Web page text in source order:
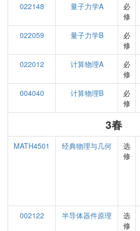
022148 量子力学A
必
修
022059
量子力学B
必
修
022012
计算物理A
必
修
004040
计算物理B
必
修
3春
MATH4501 经典物理与几何
选
修
002122
半导体器件原理
选
修